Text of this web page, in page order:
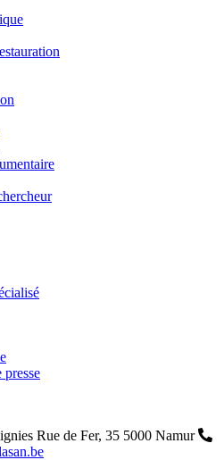
Rue de Fer, 35 5000 Namur